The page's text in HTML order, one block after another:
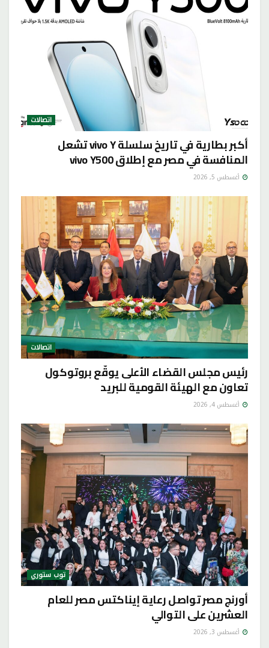
اتصالات
أكبر بطارية في تاريخ سلسلة vivo Y تشعل
المنافسة في مصر مع إطلاق vivo Y500
أغسطس 5, 2026
اتصالات
رئيس مجلس القضاء الأعلى يوقّع بروتوكول
تعاون مع الهيئة القومية للبريد
أغسطس 4, 2026
توب ستوري
أورنچ مصر تواصل رعاية إيناكتس مصر للعام
العشرين على التوالي
أغسطس 3, 2026